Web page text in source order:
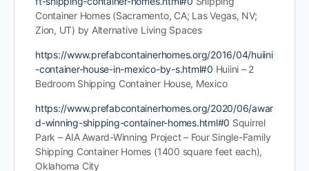
Container Homes (Sacramento, CA; Las Vegas, NV;
Zion, UT) by Alternative Living Spaces
https://www.prefabcontainerhomes.org/2016/04/huiini
-container-house-in-mexico-by-s.html#0 Huiini – 2
Bedroom Shipping Container House, Mexico
https://www.prefabcontainerhomes.org/2020/06/awar
d-winning-shipping-container-homes.html#0 Squirrel
Park – AIA Award-Winning Project – Four Single-Family
Shipping Container Homes (1400 square feet each),
Oklahoma City